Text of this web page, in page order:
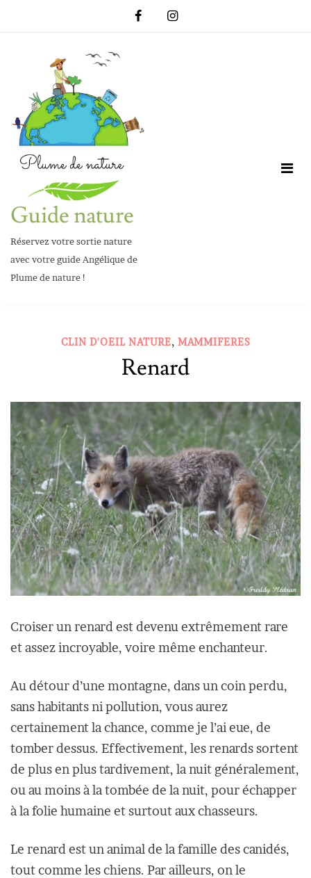
Guide nature
Réservez votre sortie nature
avec votre guide Angélique de
Plume de nature !
CLIN D'OEIL NATURE, MAMMIFERES
Renard
Croiser un renard est devenu extrêmement rare
et assez incroyable, voire même enchanteur.
Au détour d’une montagne, dans un coin perdu,
sans habitants ni pollution, vous aurez
certainement la chance, comme je l’ai eue, de
tomber dessus. Effectivement, les renards sortent
de plus en plus tardivement, la nuit généralement,
ou au moins à la tombée de la nuit, pour échapper
à la folie humaine et surtout aux chasseurs.
Le renard est un animal de la famille des canidés,
tout comme les chiens. Par ailleurs, on le